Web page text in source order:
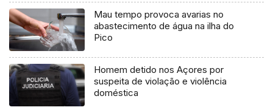
Mau tempo provoca avarias no
abastecimento de água na ilha do
Pico
Homem detido nos Açores por
suspeita de violação e violência
doméstica